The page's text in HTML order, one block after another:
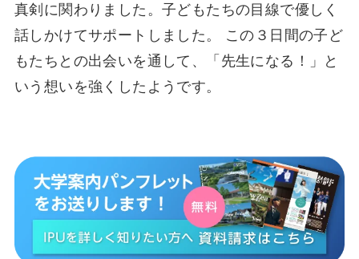
真剣に関わりました。子どもたちの目線で優しく
話しかけてサポートしました。 この３日間の子ど
もたちとの出会いを通して、「先生になる！」と
いう想いを強くしたようです。